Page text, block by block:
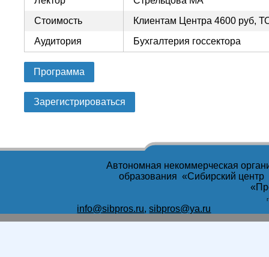
Стоимость
Клиентам Центра 4600 руб,
Аудитория
Бухгалтерия госсектора
Программа
Зарегистрироваться
Автономная некоммерческая
образования «Сибирский
info@sibpros.ru,sibpros@ya.ru